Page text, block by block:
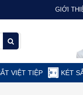
GIỚI
VIỆT TIỆP KÉT